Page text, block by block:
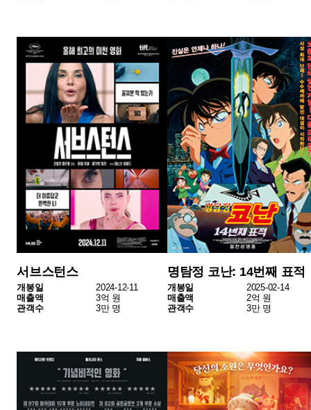
브루탈리스트
2025-02-12
3억 원
3만 명
영화 이상한 과자 가게 전천당
2025-02-19
2억 원
3만 명
2025년 2월 셋째 주 독립•예술영화 박스오피스 1위는 <퇴마
록>이 차지했다. 전체 박스오피스에서도 2위를 차지했으니
한국 오컬트 애니메이션으로서 눈에 띄는 성과다.
2위는 영국영화 <서브스턴스>다. 2024년 12월 11일 개봉한
이 작품은 현대사회의 외모 지상주의를 풍자하는 독창적인 S
F 스릴러로, 주연 배우 데미 무어의 열연과 철학적 메시지로
주목받고 있다. 한 주간 3억 원의 매출을 더해, 누적 매출 50
억 원, 누적 관객 수 50만 명을 돌파하며 장기 흥행을 이어가
고 있다.
이 작품은 일상 속 소소한 감동을 그린 감성 드라마로, 섬세
한 연출과 현실적인 캐릭터들로 주목 받았다. 이번 주 1억 원
의 매출을 기록하며 관객 수 1만2천 명을 기록했다.
4위는 일본영화 <고백>이 차지했다. 인간 심리를 깊이 탐구